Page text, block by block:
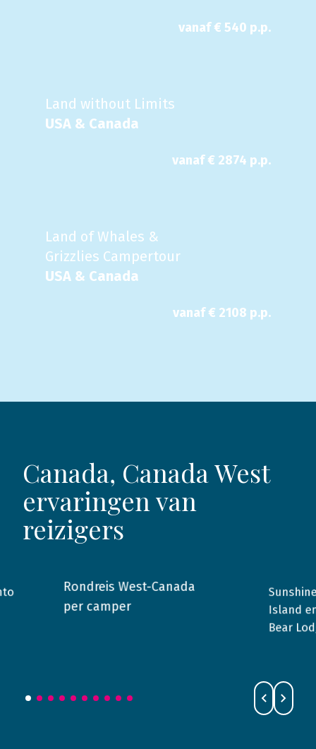
vanaf € 540 p.p.
Land without Limits
USA & Canada
vanaf € 2874 p.p.
Land of Whales &
Grizzlies Campertour
USA & Canada
vanaf € 2108 p.p.
Canada, Canada West
ervaringen van
reizigers
2015 Canada
Rondreis West-Canada
per camper
2015
Island
Bear